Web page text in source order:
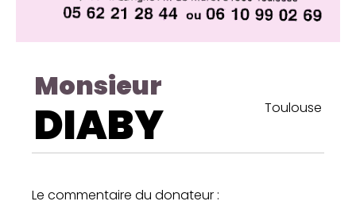
Monsieur
DIABY Toulouse
Le commentaire du donateur :